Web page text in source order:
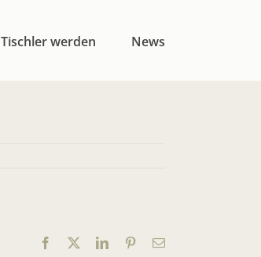
Tischler werden News
Facebook LinkedInPinterest
E-